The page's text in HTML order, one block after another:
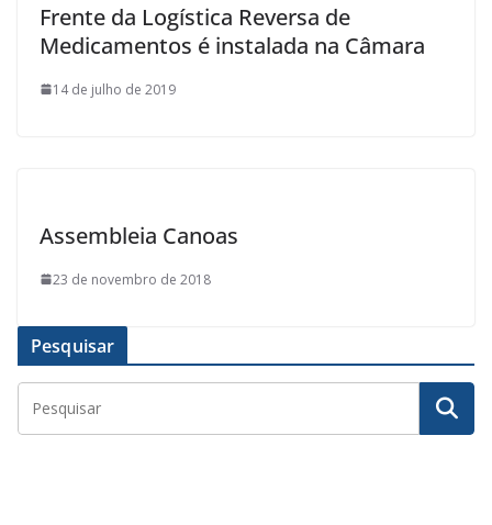
Frente da Logística Reversa de
Medicamentos é instalada na Câmara
14 de julho de 2019
Assembleia Canoas
23 de novembro de 2018
Pesquisar